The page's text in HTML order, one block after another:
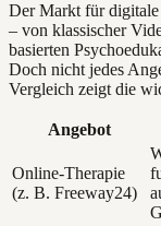
Der Markt für digitale
– von klassischer
basierten
Doch nicht jedes
Vergleich zeigt die
Angebot
Online-Therapie
(z. B. Freeway24)